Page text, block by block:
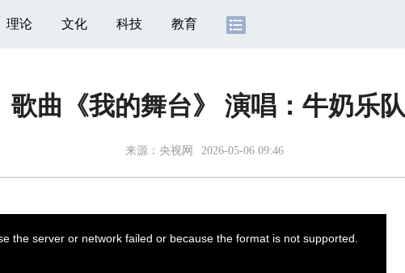
理论 文化 科技 教育
歌曲《我的舞台》 演唱：牛奶乐队
来源： 央视网 2026-05-06 09:46
the server or network failed or because the format is not supported.